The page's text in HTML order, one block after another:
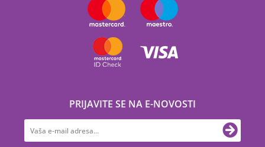
PRIJAVITE SE NA E-NOVOSTI